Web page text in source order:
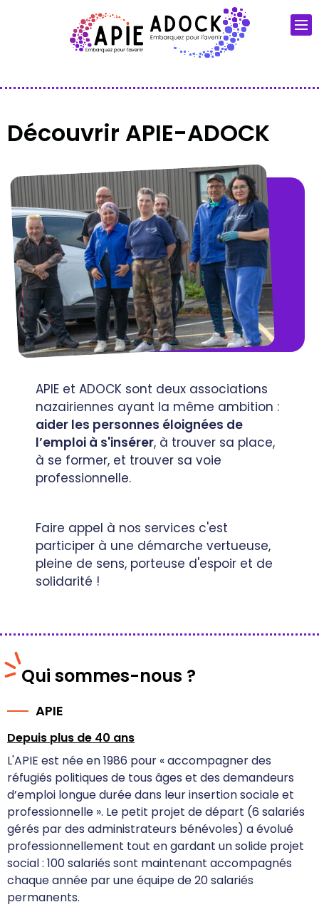
Découvrir APIE-ADOCK
APIE et ADOCK sont deux associations
nazairiennes ayant la même ambition :
aider les personnes éloignées de
l’emploi à s'insérer, à trouver sa place,
à se former, et trouver sa voie
professionnelle.
Faire appel à nos services c'est
participer à une démarche vertueuse,
pleine de sens, porteuse d'espoir et de
solidarité !
Qui sommes-nous ?
APIE
Depuis plus de 40 ans
L'APIE est née en 1986 pour « accompagner des
réfugiés politiques de tous âges et des demandeurs
d’emploi longue durée dans leur insertion sociale et
professionnelle ». Le petit projet de départ (6 salariés
gérés par des administrateurs bénévoles) a évolué
professionnellement tout en gardant un solide projet
social : 100 salariés sont maintenant accompagnés
chaque année par une équipe de 20 salariés
permanents.